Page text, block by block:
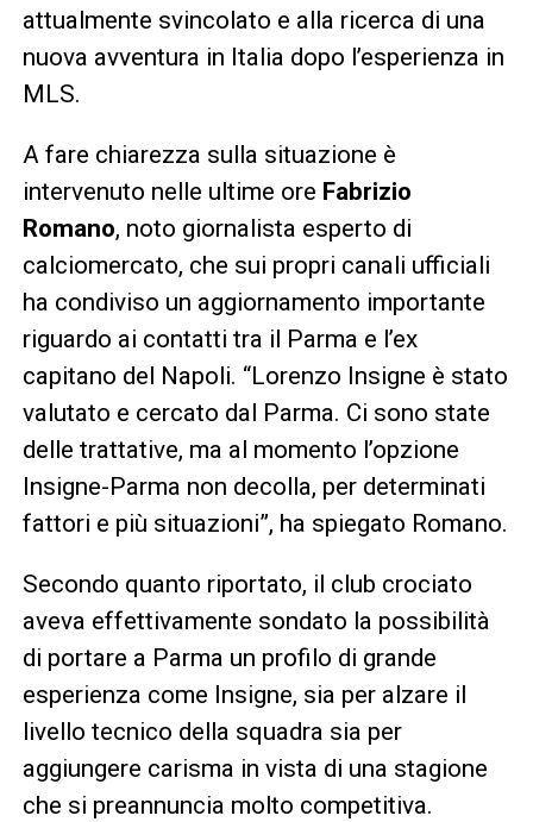
attualmente svincolato e alla ricerca di una
nuova avventura in Italia dopo l’esperienza in
MLS.
A fare chiarezza sulla situazione è
intervenuto nelle ultime ore Fabrizio
Romano, noto giornalista esperto di
calciomercato, che sui propri canali ufficiali
ha condiviso un aggiornamento importante
riguardo ai contatti tra il Parma e l’ex
capitano del Napoli. “Lorenzo Insigne è stato
valutato e cercato dal Parma. Ci sono state
delle trattative, ma al momento l’opzione
Insigne-Parma non decolla, per determinati
fattori e più situazioni”, ha spiegato Romano.
Secondo quanto riportato, il club crociato
aveva effettivamente sondato la possibilità
di portare a Parma un profilo di grande
esperienza come Insigne, sia per alzare il
livello tecnico della squadra sia per
aggiungere carisma in vista di una stagione
che si preannuncia molto competitiva.